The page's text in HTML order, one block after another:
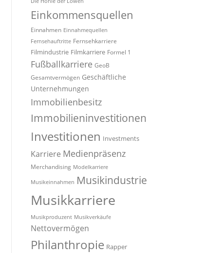
Einkommensquellen
Einnahmen Einnahmequellen
Fernsehauftritte Fernsehkarriere
Filmindustrie Filmkarriere Formel 1
Fußballkarriere GeoB
Gesamtvermögen Geschäftliche
Unternehmungen
Immobilienbesitz
Immobilieninvestitionen
Investitionen Investments
Karriere Medienpräsenz
Merchandising Modelkarriere
Musikeinnahmen Musikindustrie
Musikkarriere
Musikproduzent Musikverkäufe
Nettovermögen
Philanthropie Rapper